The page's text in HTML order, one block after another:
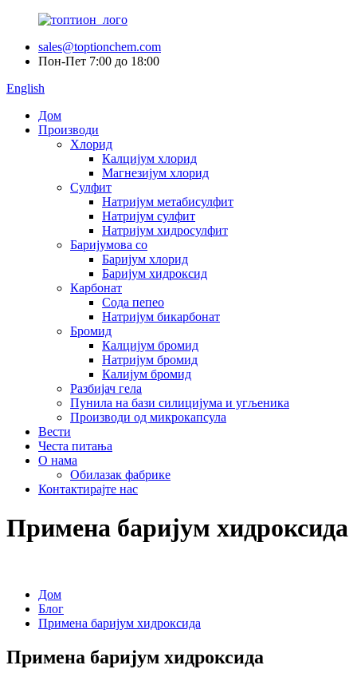
sales@toptionchem.com
Пон-Пет 7:00 до 18:00
English
Дом
Производи
Хлорид
Калцијум хлорид
Магнезијум хлорид
Сулфит
Натријум метабисулфит
Натријум сулфит
Натријум хидросулфит
Баријумова со
Баријум хлорид
Баријум хидроксид
Карбонат
Сода пепео
Натријум бикарбонат
Бромид
Калцијум бромид
Натријум бромид
Калијум бромид
Разбијач гела
Пунила на бази силицијума и угљеника
Производи од микрокапсула
Вести
Честа питања
О нама
Обилазак фабрике
Контактирајте нас
Примена баријум хидроксида
Дом
Блог
Примена баријум хидроксида
Примена баријум хидроксида